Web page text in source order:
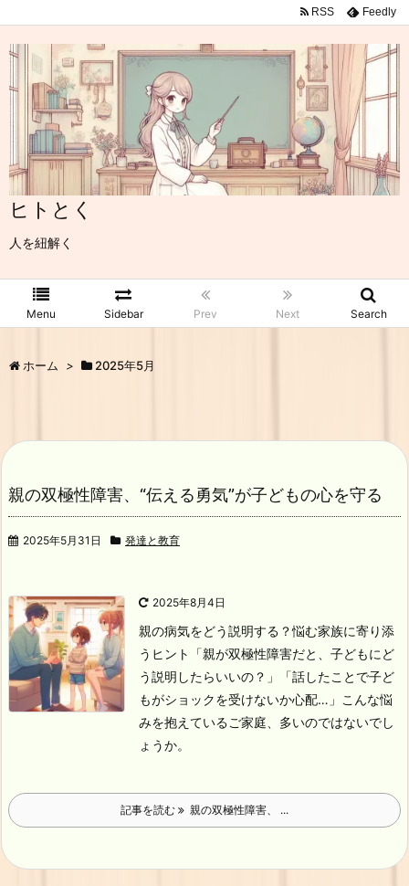
ヒトとく
人を紐解く
Menu Sidebar Prev Next Search
RSS Feedly
ホーム > 2025年5月
親の双極性障害、“伝える勇気”が子どもの心を守る
2025年5月31日 発達と教育
2025年8月4日
親の病気をどう説明する？悩む家族に寄り添
うヒント
「親が双極性障害だと、子どもにど
う説明したらいいの？」
「話したことで子ど
もがショックを受けないか心配…」 こんな悩
みを抱えているご家庭、多いのではないでし
ょうか。
記事を読む 親の双極性障害、 ...